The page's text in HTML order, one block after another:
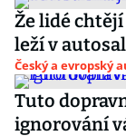
Že lidé
leží v
Český a evropský
Tuto
ignorování